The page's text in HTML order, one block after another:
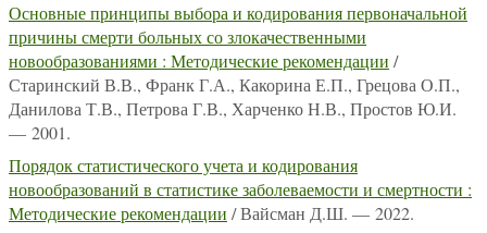
Основные принципы выбора и кодирования первоначальной
причины смерти больных со злокачественными
новообразованиями : Методические рекомендации /
Старинский В.В., Франк Г.А., Какорина Е.П., Грецова О.П.,
Данилова Т.В., Петрова Г.В., Харченко Н.В., Простов Ю.И.
— 2001.
Порядок статистического учета и кодирования
новообразований в статистике заболеваемости и смертности :
Методические рекомендации / Вайсман Д.Ш. — 2022.